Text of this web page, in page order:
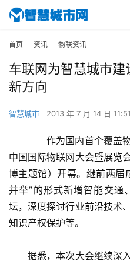
首页 资讯 物联资讯
车联网为智慧城市
新方向
智慧城市 2013 年 7 月 14 日 11:51
作为国内首个覆盖物
中国国际物联网大会暨展览
博主题馆）开幕。继前两届
并举”的形式新增智能交通
坛，深度探讨行业前沿技术
知识产权保护等。
据悉，本次大会继续深入